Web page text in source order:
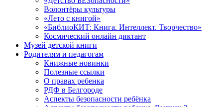
Волонтёры культуры
«Лето с книгой»
«БиблиоКИТ: Книга. Интеллект. Творчество»
Космический онлайн диктант
Музей детской книги
Родителям и педагогам
Книжные новинки
Полезные ссылки
О правах ребенка
РДФ в Белгороде
Аспекты безопасности ребёнка